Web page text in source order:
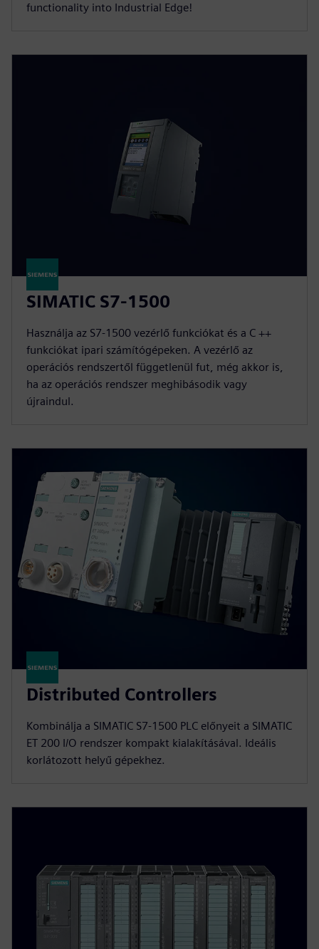
functionality into Industrial Edge!
SIMATIC S7-1500
Használja az S7-1500 vezérlő funkciókat és a C ++
funkciókat ipari számítógépeken. A vezérlő az
operációs rendszertől függetlenül fut, még akkor is,
ha az operációs rendszer meghibásodik vagy
újraindul.
Distributed Controllers
Kombinálja a SIMATIC S7-1500 PLC előnyeit a SIMATIC
ET 200 I/O rendszer kompakt kialakításával. Ideális
korlátozott helyű gépekhez.